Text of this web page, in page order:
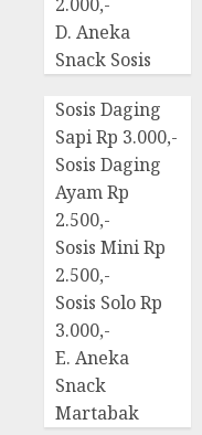
D. Aneka
Snack Sosis
Sosis Daging
Sapi Rp 3.000,-
Sosis Daging
Ayam Rp
2.500,-
Sosis Mini Rp
2.500,-
Sosis Solo Rp
3.000,-
E. Aneka
Snack
Martabak